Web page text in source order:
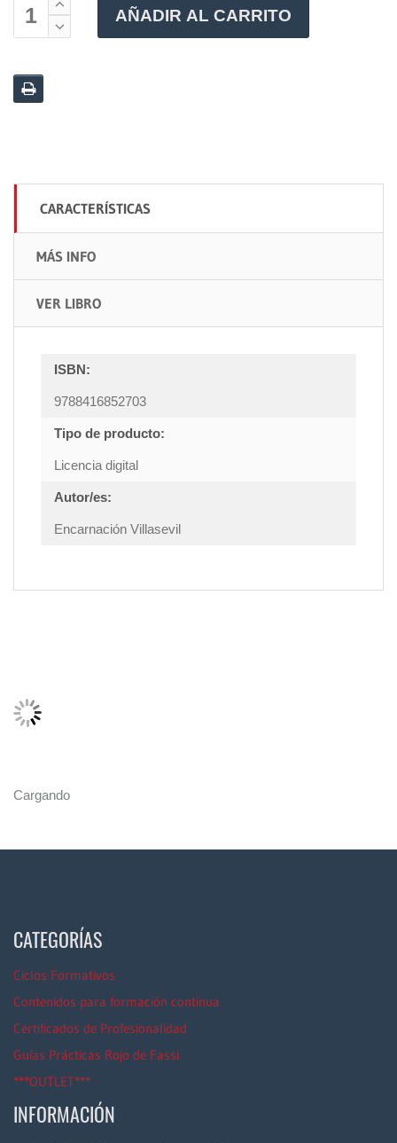
AÑADIR AL CARRITO
CARACTERÍSTICAS
MÁS INFO
VER LIBRO
ISBN:
9788416852703
Tipo de producto:
Licencia digital
Autor/es:
Encarnación Villasevil
Cargando
CATEGORÍAS
Ciclos Formativos
Contenidos para formación continua
Certificados de Profesionalidad
Guías Prácticas Rojo de Fassi
***OUTLET***
INFORMACIÓN